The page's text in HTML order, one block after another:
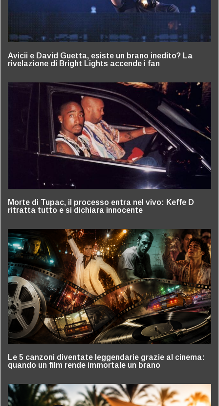
Avicii e David Guetta, esiste un brano inedito? La
rivelazione di Bright Lights accende i fan
Morte di Tupac, il processo entra nel vivo: Keffe D
ritratta tutto e si dichiara innocente
Le 5 canzoni diventate leggendarie grazie al cinema:
quando un film rende immortale un brano